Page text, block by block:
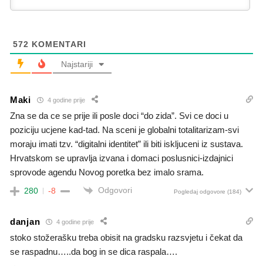
572 KOMENTARI
Najstariji
Maki 4 godine prije
Zna se da ce se prije ili posle doci “do zida”. Svi ce doci u
poziciju ucjene kad-tad. Na sceni je globalni totalitarizam-svi
moraju imati tzv. “digitalni identitet” ili biti iskljuceni iz sustava.
Hrvatskom se upravlja izvana i domaci poslusnici-izdajnici
sprovode agendu Novog poretka bez imalo srama.
280 -8 Odgovori Pogledaj odgovore (184)
danjan 4 godine prije
stoko stožerašku treba obisit na gradsku razsvjetu i čekat da
se raspadnu…..da bog in se dica raspala….